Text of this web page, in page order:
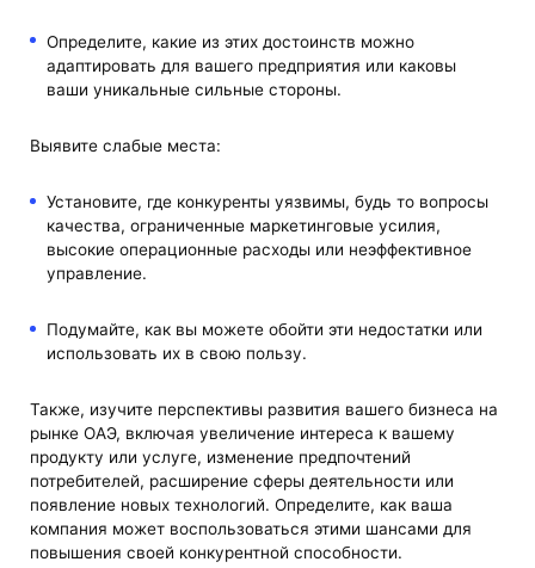
Определите, какие из этих достоинств можно
адаптировать для вашего предприятия или каковы
ваши уникальные сильные стороны.
Выявите слабые места:
Установите, где конкуренты уязвимы, будь то вопросы
качества, ограниченные маркетинговые усилия,
высокие операционные расходы или неэффективное
управление.
Подумайте, как вы можете обойти эти недостатки или
использовать их в свою пользу.
Также, изучите перспективы развития вашего бизнеса на
рынке ОАЭ, включая увеличение интереса к вашему
продукту или услуге, изменение предпочтений
потребителей, расширение сферы деятельности или
появление новых технологий. Определите, как ваша
компания может воспользоваться этими шансами для
повышения своей конкурентной способности.